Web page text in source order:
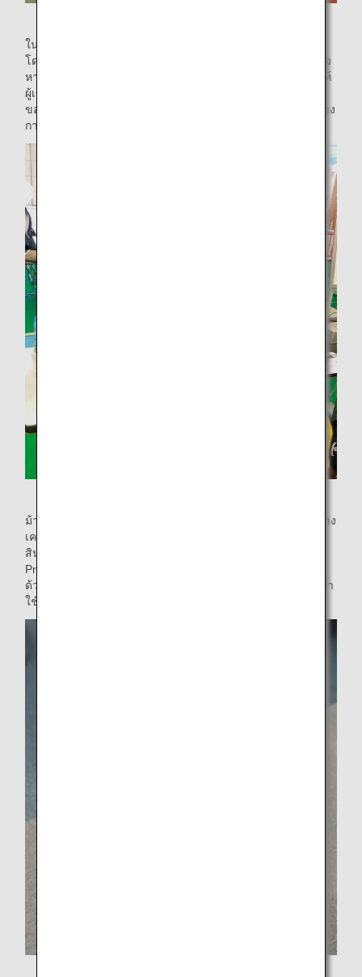
ในสิ่งของชิ้นที่สอง ผู้เข้าร่วมได้สัมผัสกับกระบวนการตรวจสอบ
โดยไม่ทำลาย ซึ่งแท้จริงแล้วดำเนินการโดยช่างเครื่องเพื่อตรวจ
หารอยขีดข่วนขนาดเล็กที่มองไม่เห็นด้วยตาเปล่าด้วยแบล็คไลท์
ผู้เข้าร่วมได้ลองฝึกค้นหารอยขีดข่วนในกล่องดำโดยใช้ชิ้นส่วน
ของเครื่องบินที่ถูกทิ้งแล้วหลังจากตรวจพบรอยขีดข่วนในระหว่าง
การตรวจสอบ
ม้านั่งไม้ที่ใช้ในบูธที่ใช้งานในภาคปฏิบัติสร้างขึ้นด้วยมือโดยช่าง
เครื่องของ ANA โดยใช้เศษไม้จากพาเลทไม้ที่ใช้ในการโหลด
สินค้าในส่วนเก็บสินค้าของเครื่องบิน โลโก้ “ANA Future
Promise” แบบพิมพ์กดความร้อนที่ด้านขวาของม้านั่งนั้นก็ยังทำ
ด้วยมือของช่างเครื่องโดยใช้ทองเหลืองเพื่อให้สามารถนำกลับมา
ใช้ใหม่ได้